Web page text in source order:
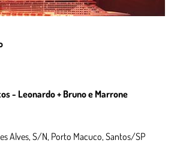
- Leonardo + Bruno e Marrone
Alves, S/N, Porto Macuco, Santos/SP